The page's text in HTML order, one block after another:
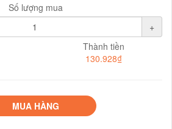
Số lượng mua
+
Thành tiền
130.928₫
MUA HÀNG